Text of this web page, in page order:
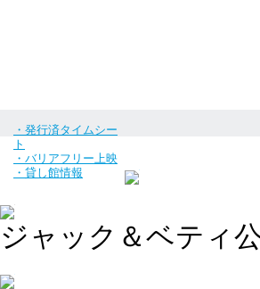
・発行済タイムシー
ト
・バリアフリー上映
・貸し館情報
ジャック＆ベティ